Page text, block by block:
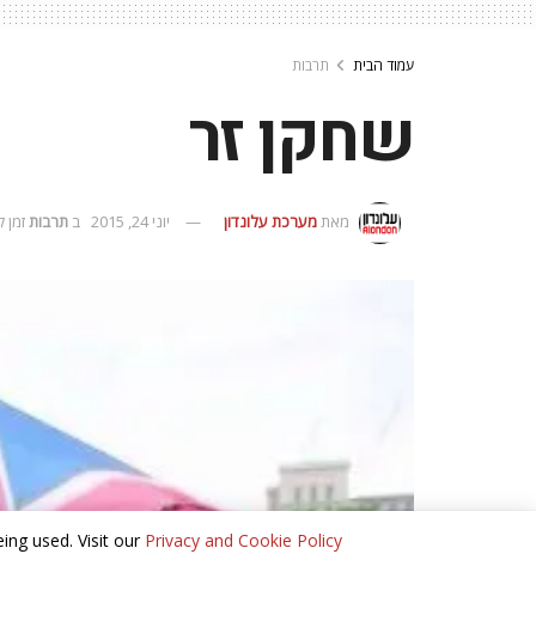
עמוד הבית תרבות
שחקן זר
מאתמערכת עלונדון יוני 24, 2015 ב תרבותזמן
used. Visit our Privacy and Cookie Policy